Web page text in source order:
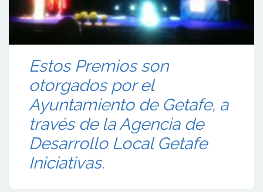
Estos Premios son
otorgados por el
Ayuntamiento de Getafe, a
través de la Agencia de
Desarrollo Local Getafe
Iniciativas.